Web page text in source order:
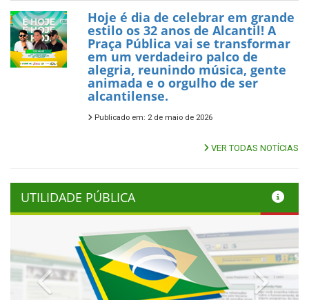
Hoje é dia de celebrar em grande
estilo os 32 anos de Alcantil! A
Praça Pública vai se transformar
em um verdadeiro palco de
alegria, reunindo música, gente
animada e o orgulho de ser
alcantilense.
Publicado em: 2 de maio de 2026
VER TODAS NOTÍCIAS
UTILIDADE PÚBLICA
Previous Next